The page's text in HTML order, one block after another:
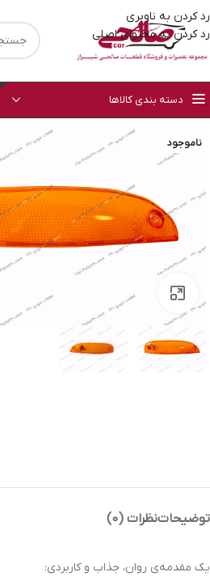
رد کردن به ناوبری
رد کردن به محتوای اصلی
دسته بندی کالاها
ناموجود
بزرگنمایی تصویر
توضیحاتنظرات (0)
یک مقدمه‌ی روان، جذاب و کاربردی: